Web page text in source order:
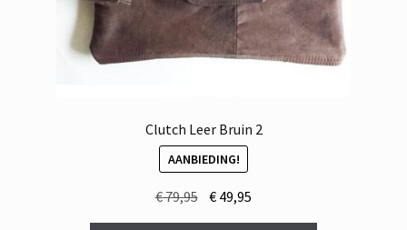
Clutch Leer Bruin 2
AANBIEDING!
€79,95 Oorspronkelijke
€ 49,95